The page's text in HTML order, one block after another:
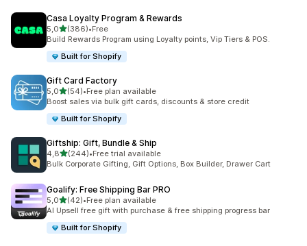
Casa Loyalty Program & Rewards
5,05 yıldız üzerinden
(386)
toplam 386 değerlendirme
•Free
Build Rewards Program using Loyalty points, Vip Tiers & POS.
Built for Shopify
Gift Card Factory
5,05 yıldız üzerinden
(54)
toplam 54 değerlendirme
•Free plan available
Boost sales via bulk gift cards, discounts & store credit
Built for Shopify
Giftship: Gift, Bundle & Ship
4,85 yıldız üzerinden
(244)
toplam 244 değerlendirme
•Free trial available
Bulk Corporate Gifting, Gift Options, Box Builder, Drawer Cart
Goalify: Free Shipping Bar PRO
5,05 yıldız üzerinden
(42)
toplam 42 değerlendirme
•Free plan available
AI Upsell free gift with purchase & free shipping progress bar
Built for Shopify